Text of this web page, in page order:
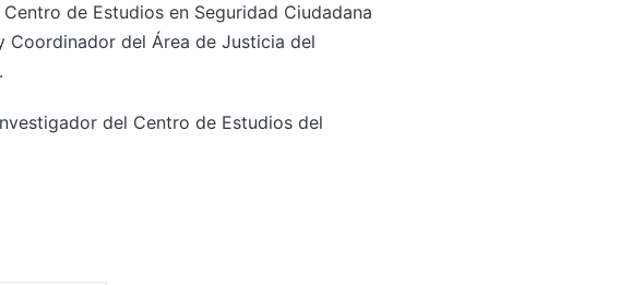
de Estudios en Seguridad Ciudadana
Coordinador del Área de Justicia del
del Centro de Estudios del